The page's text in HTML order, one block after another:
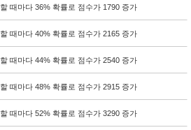
때마다 36% 확률로 점수가 1790 증가
때마다 40% 확률로 점수가 2165 증가
때마다 44% 확률로 점수가 2540 증가
때마다 48% 확률로 점수가 2915 증가
때마다 52% 확률로 점수가 3290 증가